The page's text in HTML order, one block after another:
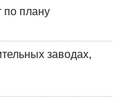
по плану
заводах,